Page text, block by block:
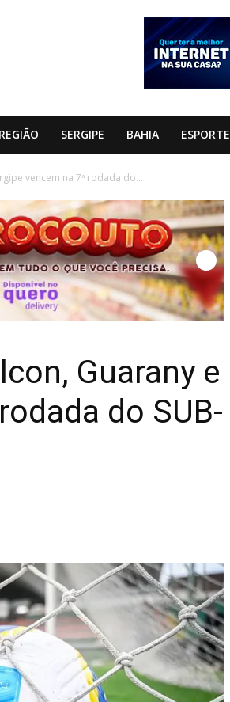
SERGIPE BAHIA ESPORTE
vencem na 7ª rodada do...
Guarany e
do SUB-